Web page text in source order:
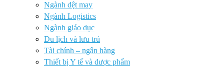
Ngành dệt may
Ngành Logistics
Ngành giáo dục
Du lịch và lưu trú
Tài chính – ngân hàng
Thiết bị Y tế và dược phẩm